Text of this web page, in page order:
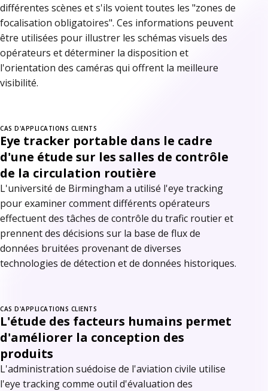
différentes scènes et s'ils voient toutes les "zones de
focalisation obligatoires". Ces informations peuvent
être utilisées pour illustrer les schémas visuels des
opérateurs et déterminer la disposition et
l'orientation des caméras qui offrent la meilleure
visibilité.
CAS D'APPLICATIONS CLIENTS
Eye tracker portable dans le cadre
d'une étude sur les salles de contrôle
de la circulation routière
L'université de Birmingham a utilisé l'eye tracking
pour examiner comment différents opérateurs
effectuent des tâches de contrôle du trafic routier et
prennent des décisions sur la base de flux de
données bruitées provenant de diverses
technologies de détection et de données historiques.
CAS D'APPLICATIONS CLIENTS
L'étude des facteurs humains permet
d'améliorer la conception des
produits
L'administration suédoise de l'aviation civile utilise
l'eye tracking comme outil d'évaluation des